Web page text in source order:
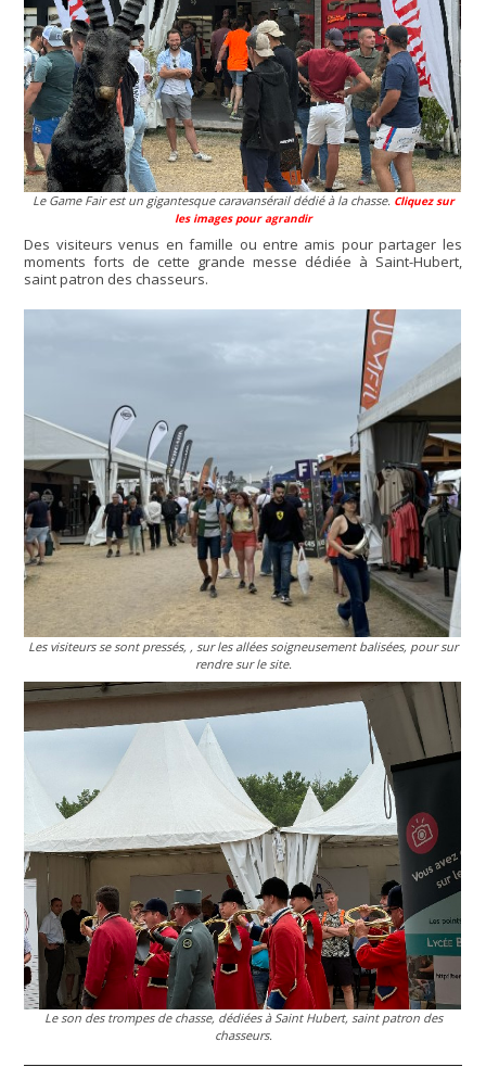
Le Game Fair est un gigantesque caravansérail dédié à la chasse. Cliquez sur
les images pour agrandir
Des visiteurs venus en famille ou entre amis pour partager les
moments forts de cette grande messe dédiée à Saint-Hubert,
saint patron des chasseurs.
Les visiteurs se sont pressés, , sur les allées soigneusement balisées, pour sur
rendre sur le site.
Le son des trompes de chasse, dédiées à Saint Hubert, saint patron des
chasseurs.